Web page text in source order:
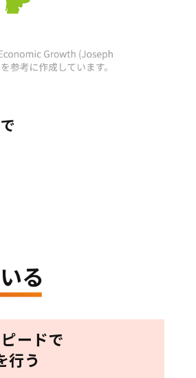
ードで
行う